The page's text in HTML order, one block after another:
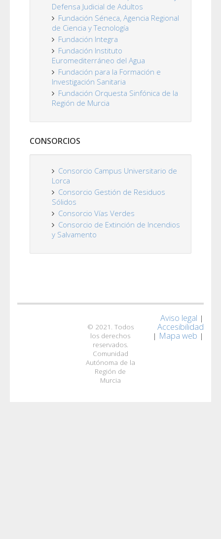
Defensa Judicial de Adultos
Fundación Séneca, Agencia Regional
de Ciencia y Tecnología
Fundación Integra
Fundación Instituto
Euromediterráneo del Agua
Fundación para la Formación e
Investigación Sanitaria
Fundación Orquesta Sinfónica de la
Región de Murcia
CONSORCIOS
Consorcio Campus Universitario de
Lorca
Consorcio Gestión de Residuos
Sólidos
Consorcio Vías Verdes
Consorcio de Extinción de Incendios
y Salvamento
© 2021. Todos
los derechos
reservados.
Comunidad
Autónoma de la
Región de
Murcia
Aviso legal |
Accesibilidad
| Mapa web |